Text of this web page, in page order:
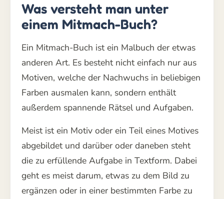
Was versteht man unter
einem Mitmach-Buch?
Ein Mitmach-Buch ist ein Malbuch der etwas
anderen Art. Es besteht nicht einfach nur aus
Motiven, welche der Nachwuchs in beliebigen
Farben ausmalen kann, sondern enthält
außerdem spannende Rätsel und Aufgaben.
Meist ist ein Motiv oder ein Teil eines Motives
abgebildet und darüber oder daneben steht
die zu erfüllende Aufgabe in Textform. Dabei
geht es meist darum, etwas zu dem Bild zu
ergänzen oder in einer bestimmten Farbe zu